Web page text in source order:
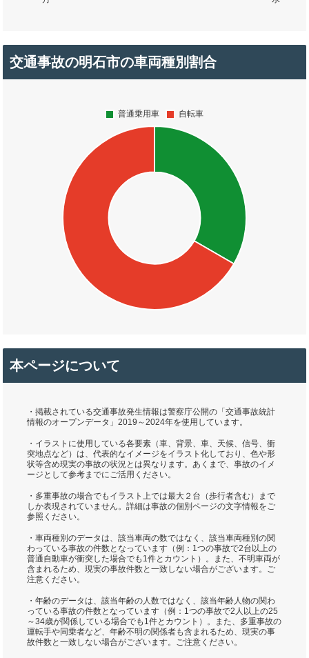
交通事故の明石市の車両種別割合
本ページについて
・掲載されている交通事故発生情報は警察庁公開の「交通事故統計
情報のオープンデータ」2019～2024年を使用しています。
・イラストに使用している各要素（車、背景、車、天候、信号、衝
突地点など）は、代表的なイメージをイラスト化しており、色や形
状等含め現実の事故の状況とは異なります。あくまで、事故のイメ
ージとして参考までにご活用ください。
・多重事故の場合でもイラスト上では最大２台（歩行者含む）まで
しか表現されていません。詳細は事故の個別ページの文字情報をご
参照ください。
・車両種別のデータは、該当車両の数ではなく、該当車両種別の関
わっている事故の件数となっています（例：1つの事故で2台以上の
普通自動車が衝突した場合でも1件とカウント）。また、不明車両が
含まれるため、現実の事故件数と一致しない場合がございます。ご
注意ください。
・年齢のデータは、該当年齢の人数ではなく、該当年齢人物の関わ
っている事故の件数となっています（例：1つの事故で2人以上の25
～34歳が関係している場合でも1件とカウント）。また、多重事故の
運転手や同乗者など、年齢不明の関係者も含まれるため、現実の事
故件数と一致しない場合がございます。ご注意ください。